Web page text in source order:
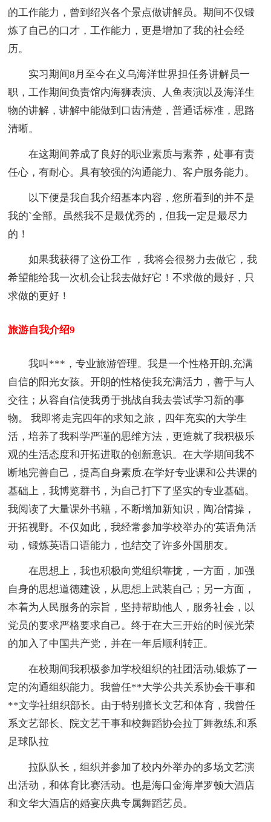
的工作能力，曾到绍兴各个景点做讲解员。期间不仅锻
炼了自己的口才，工作能力，更是增加了我的社会经
历。
实习期间8月至今在义乌海洋世界担任务讲解员一
职，工作期间负责馆内海狮表演、人鱼表演以及海洋生
物的讲解，讲解中能做到口齿清楚，普通话标准，思路
清晰。
在这期间养成了良好的职业素质与素养，处事有责
任心，有耐心。具有较强的沟通能力、客户服务能力。
以下便是我自我介绍基本内容，您所看到的并不是
我的`全部。虽然我不是最优秀的，但我一定是最尽力
的！
如果我获得了这份工作 ，我将会很努力去做它，我
希望能给我一次机会让我去做好它！不求做的最好，只
求做的更好！
旅游自我介绍9
我叫***，专业旅游管理。我是一个性格开朗,充满
自信的阳光女孩。开朗的性格使我充满活力，善于与人
交往；从容自信使我勇于挑战自我去尝试学习新的事
物。 我即将走完四年的求知之旅，四年充实的大学生
活，培养了我科学严谨的思维方法，更造就了我积极乐
观的生活态度和开拓进取的创新意识。在大学期间我不
断地完善自己，提高自身素质.在学好专业课和公共课的
基础上，我博览群书，为自己打下了坚实的专业基础。
我阅读了大量课外书籍，不断增加新知识，陶冶情操，
开拓视野。不仅如此，我经常参加学校举办的'英语角活
动，锻炼英语口语能力，也结交了许多外国朋友。
在思想上，我也积极向党组织靠拢，一方面，加强
自身的思想道德建设，从思想上武装自己；另一方面，
本着为人民服务的宗旨，坚持帮助他人，服务社会，以
党员的要求严格要求自己。终于在大三开始的时候光荣
的加入了中国共产党，并在一年后顺利转正。
在校期间我积极参加学校组织的社团活动,锻炼了一
定的沟通组织能力。我曾任**大学公共关系协会干事和
**文学社组织部长。由于特别擅长文艺和体育，我曾任
系文艺部长、院文艺干事和校舞蹈协会拉丁舞教练,和系
足球队拉
拉队队长，组织并参加了校内外举办的多场文艺演
出活动，和体育比赛活动。也是海口金海岸罗顿大酒店
和文华大酒店的婚宴庆典专属舞蹈艺员。